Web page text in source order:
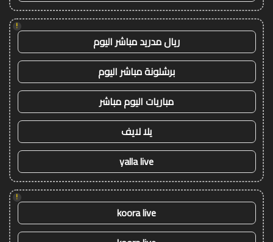
!
ريال مدريد مباشر اليوم
برشلونة مباشر اليوم
مباريات اليوم مباشر
يلا لايف
yalla live
!
koora live